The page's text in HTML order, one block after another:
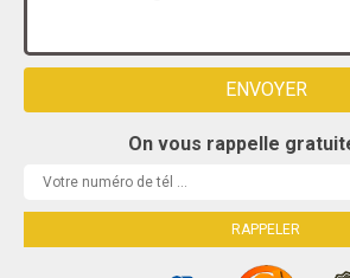
On vous rappelle